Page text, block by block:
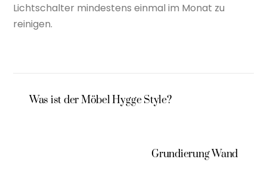
Lichtschalter mindestens einmal im Monat zu
reinigen.
Was ist der Möbel Hygge Style?
Grundierung Wand